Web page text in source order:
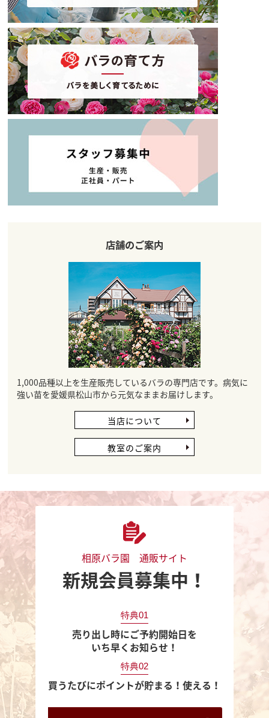
店舗のご案内
1,000品種以上を生産販売しているバラの専門店です。病気に
強い苗を愛媛県松山市から元気なままお届けします。
当店について
教室のご案内
相原バラ園 通販サイト
新規会員募集中！
特典01
売り出し時にご予約開始日を
いち早くお知らせ！
特典02
買うたびにポイントが貯まる！使える！